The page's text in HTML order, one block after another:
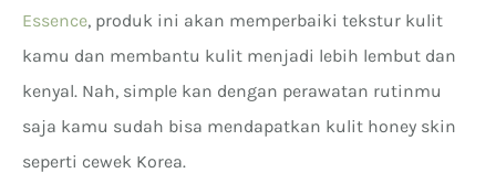
Essence, produk ini akan memperbaiki tekstur kulit
kamu dan membantu kulit menjadi lebih lembut dan
kenyal. Nah, simple kan dengan perawatan rutinmu
saja kamu sudah bisa mendapatkan kulit honey skin
seperti cewek Korea.